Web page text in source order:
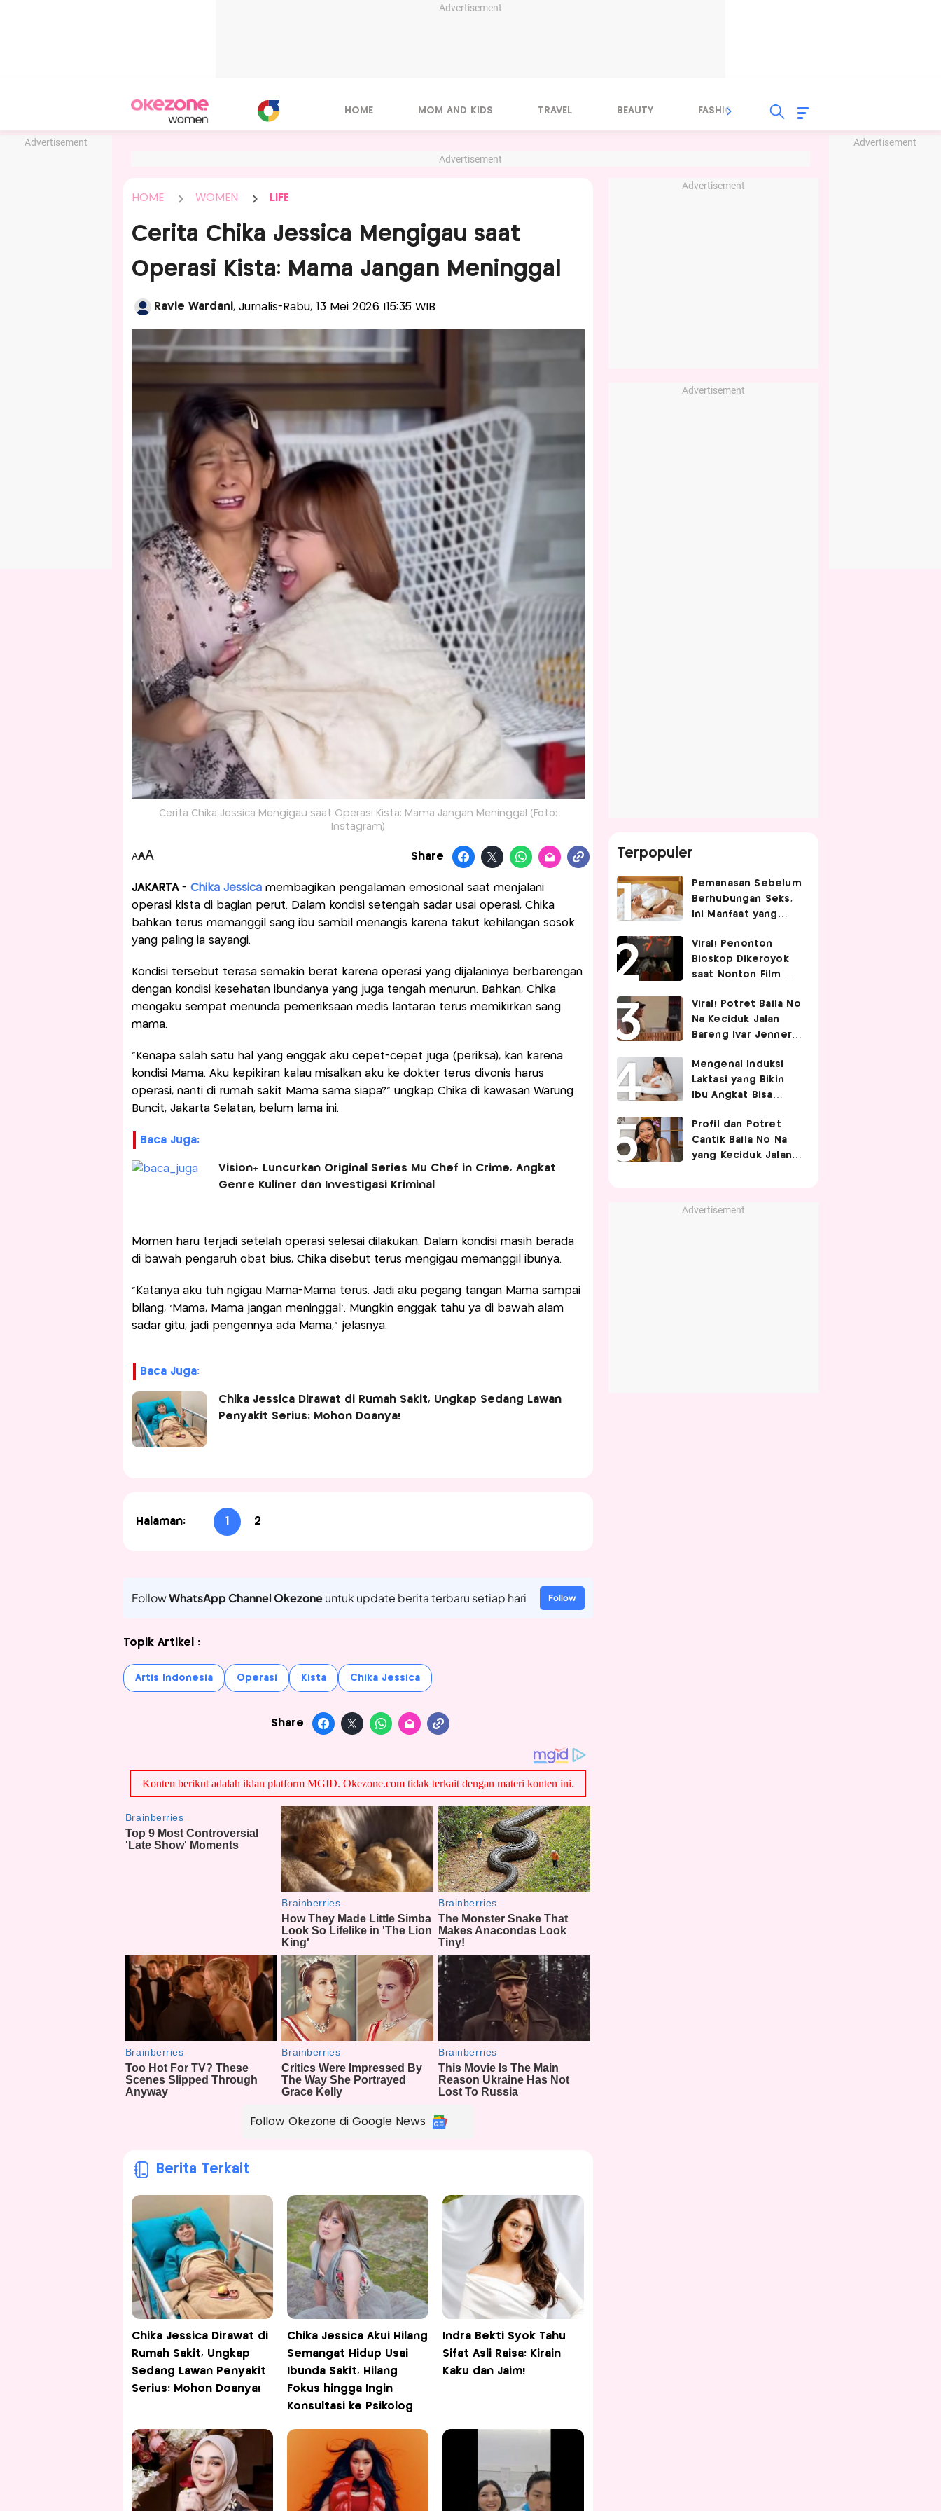
Advertisement
Advertisement Advertisement
HOME MOM AND KIDS TRAVEL BEAUTY FASHION FOOD
Advertisement
HOME WOMEN LIFE
Cerita Chika Jessica Mengigau saat
Operasi Kista: Mama Jangan Meninggal
Ravie Wardani, Jurnalis-Rabu, 13 Mei 2026 |15:35 WIB
Cerita Chika Jessica Mengigau saat Operasi Kista: Mama Jangan Meninggal (Foto:
Instagram)
AAA Share
JAKARTA- Chika Jessicamembagikan pengalaman emosional saat menjalani
operasi kista di bagian perut. Dalam kondisi setengah sadar usai operasi, Chika
bahkan terus memanggil sang ibu sambil menangis karena takut kehilangan sosok
yang paling ia sayangi.
Kondisi tersebut terasa semakin berat karena operasi yang dijalaninya berbarengan
dengan kondisi kesehatan ibundanya yang juga tengah menurun. Bahkan, Chika
mengaku sempat menunda pemeriksaan medis lantaran terus memikirkan sang
mama.
“Kenapa salah satu hal yang enggak aku cepet-cepet juga (periksa), kan karena
kondisi Mama. Aku kepikiran kalau misalkan aku ke dokter terus divonis harus
operasi, nanti di rumah sakit Mama sama siapa?” ungkap Chika di kawasan Warung
Buncit, Jakarta Selatan, belum lama ini.
Baca Juga:
Vision+ Luncurkan Original Series Mu Chef in Crime, Angkat
Genre Kuliner dan Investigasi Kriminal
Momen haru terjadi setelah operasi selesai dilakukan. Dalam kondisi masih berada
di bawah pengaruh obat bius, Chika disebut terus mengigau memanggil ibunya.
“Katanya aku tuh ngigau Mama-Mama terus. Jadi aku pegang tangan Mama sampai
bilang, ‘Mama, Mama jangan meninggal’. Mungkin enggak tahu ya di bawah alam
sadar gitu, jadi pengennya ada Mama,” jelasnya.
Baca Juga:
Chika Jessica Dirawat di Rumah Sakit, Ungkap Sedang Lawan
Penyakit Serius: Mohon Doanya!
Halaman: 1 2
FollowWhatsApp Channel Okezoneuntuk update berita terbaru setiap hari Follow
Topik Artikel :
Artis Indonesia Operasi Kista Chika Jessica
Share
Follow Okezone di Google News
Berita Terkait
Chika Jessica Dirawat di
Rumah Sakit, Ungkap
Sedang Lawan Penyakit
Serius: Mohon Doanya!
Chika Jessica Akui Hilang
Semangat Hidup Usai
Ibunda Sakit, Hilang
Fokus hingga Ingin
Konsultasi ke Psikolog
Indra Bekti Syok Tahu
Sifat Asli Raisa: Kirain
Kaku dan Jaim!
Advertisement
Advertisement
Terpopuler
Pemanasan Sebelum
Berhubungan Seks,
Ini Manfaat yang
Pasangan
Viral! Penonton
Bioskop Dikeroyok
saat Nonton Film
Viral! Potret Baila No
Na Keciduk Jalan
Bareng Ivar Jenner,
Mengenal Induksi
Laktasi yang Bikin
Ibu Angkat Bisa
Adopsi
Profil dan Potret
Cantik Baila No Na
yang Keciduk Jalan
Advertisement